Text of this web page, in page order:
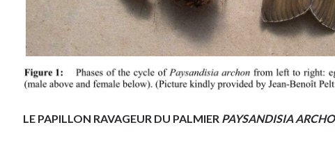
LE PAPILLON RAVAGEUR DU PALMIER PAYSANDISIA